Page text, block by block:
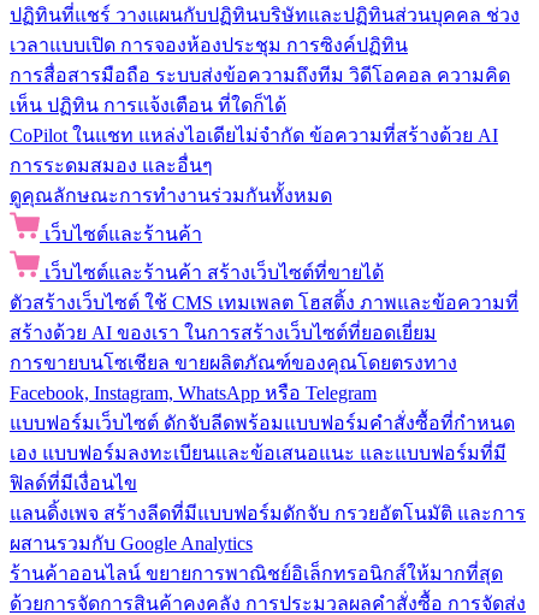
ปฏิทินที่แชร์ วางแผนกับปฏิทินบริษัทและปฏิทินส่วนบุคคล ช่วง
เวลาแบบเปิด การจองห้องประชุม การซิงค์ปฏิทิน
การสื่อสารมือถือ ระบบส่งข้อความถึงทีม วิดีโอคอล ความคิด
เห็น ปฏิทิน การแจ้งเตือน ที่ใดก็ได้
CoPilot ในแชท แหล่งไอเดียไม่จำกัด ข้อความที่สร้างด้วย AI
การระดมสมอง และอื่นๆ
ดูคุณลักษณะการทำงานร่วมกันทั้งหมด
เว็บไซต์และร้านค้า
เว็บไซต์และร้านค้า สร้างเว็บไซต์ที่ขายได้
ตัวสร้างเว็บไซต์ ใช้ CMS เทมเพลต โฮสติ้ง ภาพและข้อความที่
สร้างด้วย AI ของเรา ในการสร้างเว็บไซต์ที่ยอดเยี่ยม
การขายบนโซเชียล ขายผลิตภัณฑ์ของคุณโดยตรงทาง
Facebook, Instagram, WhatsApp หรือ Telegram
แบบฟอร์มเว็บไซต์ ดักจับลีดพร้อมแบบฟอร์มคำสั่งซื้อที่กำหนด
เอง แบบฟอร์มลงทะเบียนและข้อเสนอแนะ และแบบฟอร์มที่มี
ฟิลด์ที่มีเงื่อนไข
แลนดิ้งเพจ สร้างลีดที่มีแบบฟอร์มดักจับ กรวยอัตโนมัติ และการ
ผสานรวมกับ Google Analytics
ร้านค้าออนไลน์ ขยายการพาณิชย์อิเล็กทรอนิกส์ให้มากที่สุด
ด้วยการจัดการสินค้าคงคลัง การประมวลผลคำสั่งซื้อ การจัดส่ง